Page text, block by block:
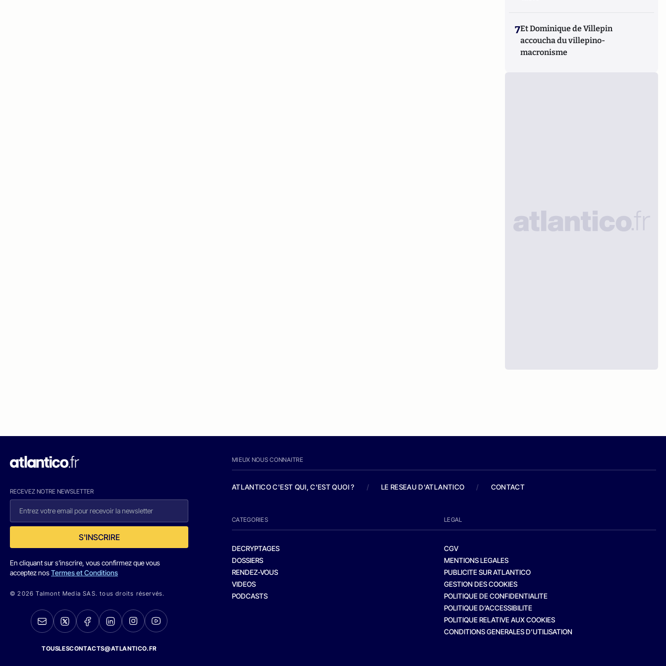
7Et Dominique de Villepin
accoucha du villepino-
macronisme
RECEVEZ NOTRE NEWSLETTER
S'INSCRIRE
En cliquant sur s'inscrire, vous confirmez que vous
acceptez nosTermes et Conditions
© 2026 Talmont Media SAS. tous droits réservés.
TOUSLESCONTACTS@ATLANTICO.FR
MIEUX NOUS CONNAITRE
ATLANTICO C'EST QUI, C'EST QUOI ? / LE RESEAU D'ATLANTICO / CONTACT
CATEGORIES
DECRYPTAGES
DOSSIERS
RENDEZ-VOUS
VIDEOS
PODCASTS
LEGAL
CGV
MENTIONS LEGALES
PUBLICITE SUR ATLANTICO
GESTION DES COOKIES
POLITIQUE DE CONFIDENTIALITE
POLITIQUE D’ACCESSIBILITE
POLITIQUE RELATIVE AUX COOKIES
CONDITIONS GENERALES D’UTILISATION